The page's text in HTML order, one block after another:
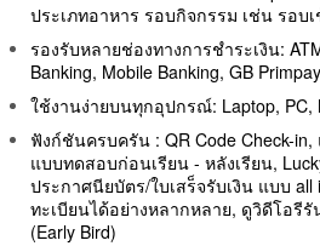
ประเภทอาหาร รอบกิจกรรม เช่น รอบ
รองรับหลายช่องทางการชำระเงิน:
Banking, Mobile Banking, GB Primpay
ใช้งานง่ายบนทุกอุปกรณ์: Laptop, PC,
ฟังก์ชันครบครัน : QR Code Check-
แบบทดสอบก่อนเรียน - หลังเรียน,
ประกาศนียบัตร/ใบเสร็จรับเงิน แบบ
ทะเบียนได้อย่างหลากหลาย, ดูวิดีโอรี
(Early Bird)